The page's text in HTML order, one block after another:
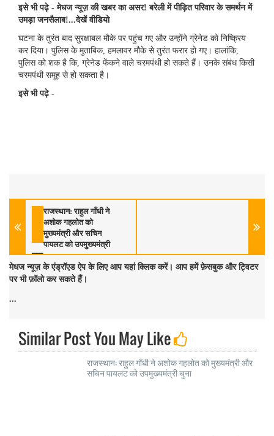
इसे भी पढ़े - मेधज न्यूज़ की खबर का असर! बरेली में पीड़ित परिवार के समर्थन में
उमड़ा जनसैलाब!...देखें वीडियो
घटना के तुरंत बाद सुरक्षाबल मौके पर पहुंच गए और उन्होंने ग्रेनेड को निष्क्रिय
कर दिया। पुलिस के मुताबिक, हमलावर मौके से तुरंत फरार हो गए। हालांकि,
पुलिस को शक है कि, ग्रेनेड फेंकने वाले चरमपंथी हो सकते हैं। उनके संबंध किसी
चरमपंथी समूह से हो सकता है।
इसे भी पढ़े -
राजस्थान: राहुल गाँधी ने
अशोक गहलोत को
मुख्‍यमंत्री और सचिन
पायलट को उपमुख्‍यमंत्री
चुना
मेधज न्यूज़ के एंड्रॉएड ऐप के लिए आप यहां क्लिक करें। आप हमें फ़ेसबुक और ट्विटर
पर भी फ़ॉलो कर सकते हैं।
...
Similar Post You May Like
राजस्थान: राहुल गाँधी ने अशोक गहलोत को मुख्‍यमंत्री और
सचिन पायलट को उपमुख्‍यमंत्री चुना